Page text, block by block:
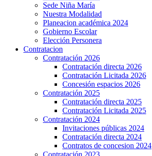
Sede Niña María
Nuestra Modalidad
Planeacion académica 2024
Gobierno Escolar
Elección Personera
Contratacion
Contratación 2026
Contratación directa 2026
Contratación Licitada 2026
Concesión espacios 2026
Contratación 2025
Contratación directa 2025
Contratación Licitada 2025
Contratación 2024
Invitaciones públicas 2024
Contratación directa 2024
Contratos de concesion 2024
Contratación 2023